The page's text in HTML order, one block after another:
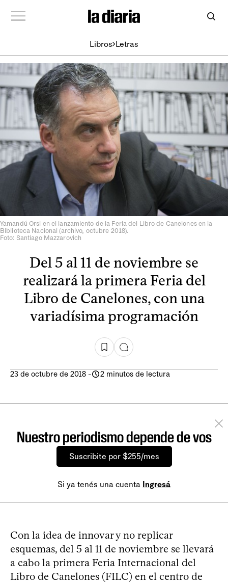
Libros Letras
Yamandú Orsi en el lanzamiento de la Feria del Libro de Canelones en la
Biblioteca Nacional (archivo, octubre 2018).
Foto: Santiago Mazzarovich
Del 5 al 11 de noviembre se
realizará la primera Feria del
Libro de Canelones, con una
variadísima programación
23 de octubre de 2018 - 2 minutos de lectura
Nuestro periodismo depende de vos
Suscribite por $255/mes
Si ya tenés una cuenta Ingresá
Con la idea de innovar y no replicar
esquemas, del 5 al 11 de noviembre se llevará
a cabo la primera Feria Internacional del
Libro de Canelones (FILC) en el centro de